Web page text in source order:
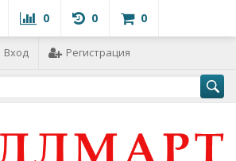
0 0 0
Вход Регистрация